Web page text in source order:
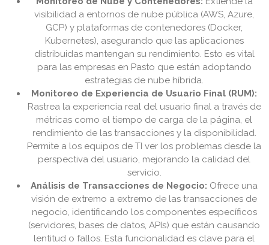
visibilidad a entornos de nube pública (AWS, Azure,
GCP) y plataformas de contenedores (Docker,
Kubernetes), asegurando que las aplicaciones
distribuidas mantengan su rendimiento. Esto es vital
para las empresas en Pasto que están adoptando
estrategias de nube híbrida.
Monitoreo de Experiencia de Usuario Final (RUM):
Rastrea la experiencia real del usuario final a través de
métricas como el tiempo de carga de la página, el
rendimiento de las transacciones y la disponibilidad.
Permite a los equipos de TI ver los problemas desde la
perspectiva del usuario, mejorando la calidad del
servicio.
Análisis de Transacciones de Negocio: Ofrece una
visión de extremo a extremo de las transacciones de
negocio, identificando los componentes específicos
(servidores, bases de datos, APIs) que están causando
lentitud o fallos. Esta funcionalidad es clave para el